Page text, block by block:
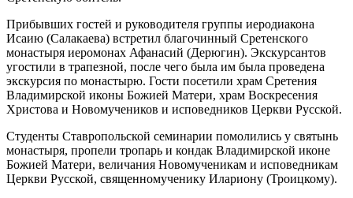
Прибывших гостей и руководителя группы иеродиакона
Исаию (Салакаева) встретил благочинный Сретенского
монастыря иеромонах Афанасий (Дерюгин). Экскурсантов
угостили в трапезной, после чего была им была проведена
экскурсия по монастырю. Гости посетили храм Сретения
Владимирской иконы Божией Матери, храм Воскресения
Христова и Новомучеников и исповедников Церкви Русской.
Студенты Ставропольской семинарии помолились у святынь
монастыря, пропели тропарь и кондак Владимирской иконе
Божией Матери, величания Новомученикам и исповедникам
Церкви Русской, священномученику Илариону (Троицкому).